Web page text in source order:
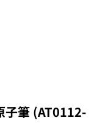
子筆 (AT0112-